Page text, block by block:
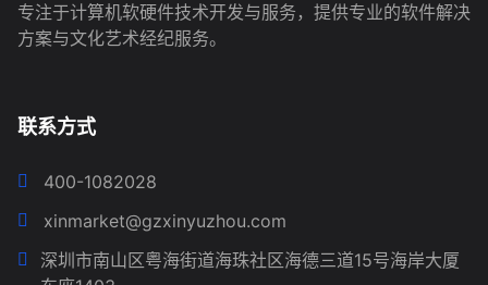
专注于计算机软硬件技术开发与服务，提供专业的软件解决
方案与文化艺术经纪服务。
联系方式
400-1082028
xinmarket@gzxinyuzhou.com
深圳市南山区粤海街道海珠社区海德三道15号海岸大厦